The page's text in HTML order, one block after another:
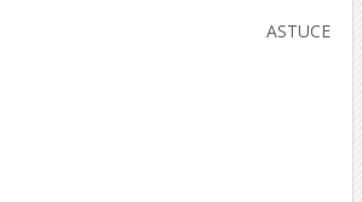
ASTUCE